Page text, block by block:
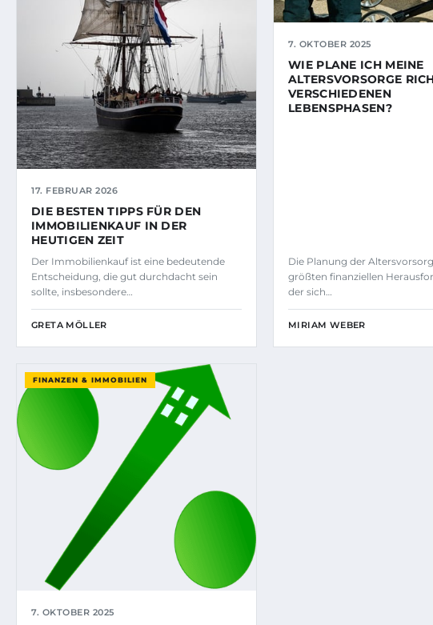
17. FEBRUAR 2026
DIE BESTEN TIPPS FÜR DEN
IMMOBILIENKAUF IN DER
HEUTIGEN ZEIT
Der Immobilienkauf ist eine bedeutende
Entscheidung, die gut durchdacht sein
sollte, insbesondere…
GRETA MÖLLER
7. OKTOBER 2025
WIE PLANE ICH MEINE
ALTERSVORSORGE
VERSCHIEDENEN
LEBENSPHASEN?
Die Planung der
größten finanziellen
der sich…
MIRIAM WEBER
FINANZEN & IMMOBILIEN
7. OKTOBER 2025